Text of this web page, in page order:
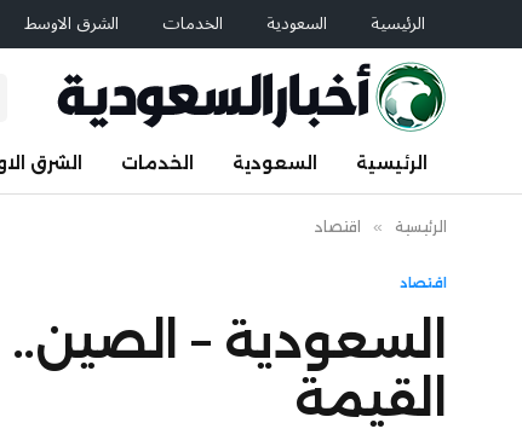
الرئيسية السعودية الخدمات الشرق الاوسط
الرئيسية السعودية الخدمات الشرق
الرئيسية » اقتصاد
اقتصاد
السعودية –
القيمة